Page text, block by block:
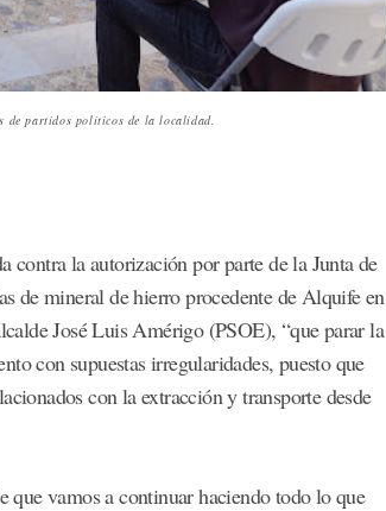
de partidos políticos de la localidad.
contra la autorización por parte de la Junta de
de mineral de hierro procedente de Alquife en
José Luis Amérigo (PSOE), “que parar la
con supuestas irregularidades, puesto que
con la extracción y transporte desde
que vamos a continuar haciendo todo lo que